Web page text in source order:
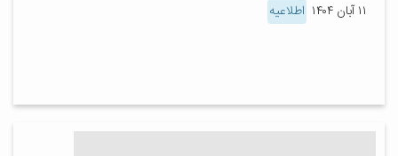
۱۱ آبان ۱۴۰۴ اطلاعیه